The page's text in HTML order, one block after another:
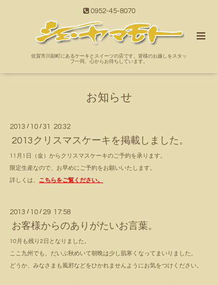
0952-45-8070
佐賀市川副町にあるケーキとスイーツの店です。皆様のお越しをスタッ
フ一同、心からお待ちしています。
お知らせ
2013 / 10 /31 20:32
2013クリスマスケーキを掲載しました。
11月1日（金）からクリスマスケーキのご予約を承ります。
限定生産なので、お早めにご予約をお願いいたします。
詳しくは、 こちらをご覧ください。
2013 / 10 / 29 17:58
お客様からのありがたいお言葉。
10月も残り2日となりました。
ここ九州でも、だいぶ秋めいて朝晩は少し肌寒くなってまいりました。
どうか、みなさまも風邪などをひかれませんようにお気をつけください。